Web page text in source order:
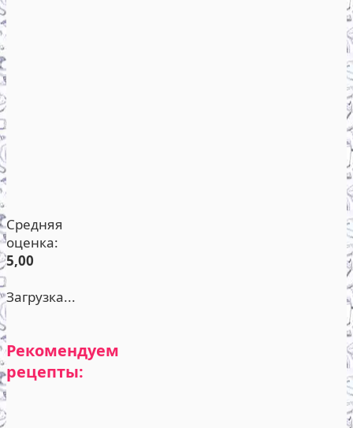
Средняя
оценка:
5,00
Загрузка...
Рекомендуем
рецепты: